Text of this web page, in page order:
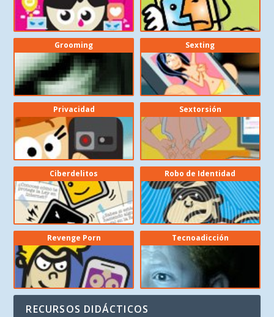
Grooming Sexting
Privacidad Sextorsión
Ciberdelitos Robo de Identidad
Revenge Porn Tecnoadicción
RECURSOS DIDÁCTICOS